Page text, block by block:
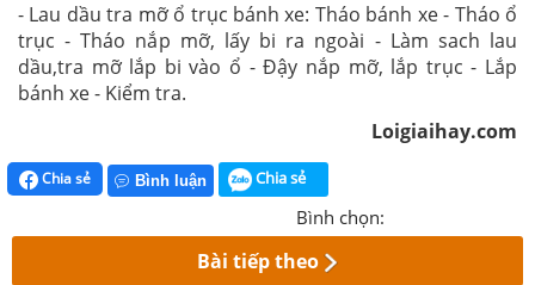
- Lau dầu tra mỡ ổ trục bánh xe: Tháo bánh xe - Tháo ổ
trục - Tháo nắp mỡ, lấy bi ra ngoài - Làm sach lau
dầu,tra mỡ lắp bi vào ổ - Đậy nắp mỡ, lắp trục - Lắp
bánh xe - Kiểm tra.
Loigiaihay.com
Chia sẻ Bình luận Chia sẻ
Bình chọn:
Bài tiếp theo